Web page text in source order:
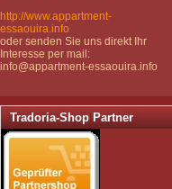
http://www.appartment-
essaouira.info
oder senden Sie uns direkt Ihr
Interesse per mail:
info@appartment-essaouira.info
Tradoria-Shop Partner